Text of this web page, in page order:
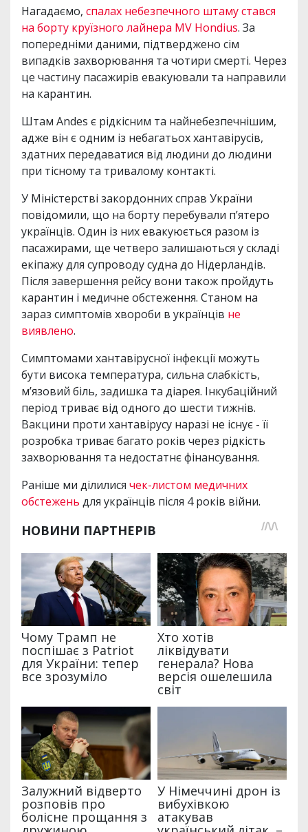
Нагадаємо, спалах небезпечного штаму стався
на борту круїзного лайнера MV Hondius. За
попередніми даними, підтверджено сім
випадків захворювання та чотири смерті. Через
це частину пасажирів евакуювали та направили
на карантин.
Штам Andes є рідкісним та найнебезпечнішим,
адже він є одним із небагатьох хантавірусів,
здатних передаватися від людини до людини
при тісному та тривалому контакті.
У Міністерстві закордонних справ України
повідомили, що на борту перебували п’ятеро
українців. Один із них евакуюється разом із
пасажирами, ще четверо залишаються у складі
екіпажу для супроводу судна до Нідерландів.
Після завершення рейсу вони також пройдуть
карантин і медичне обстеження. Станом на
зараз симптомів хвороби в українців не
виявлено.
Симптомами хантавірусної інфекції можуть
бути висока температура, сильна слабкість,
м’язовий біль, задишка та діарея. Інкубаційний
період триває від одного до шести тижнів.
Вакцини проти хантавірусу наразі не існує - її
розробка триває багато років через рідкість
захворювання та недостатнє фінансування.
Раніше ми ділилися чек-листом медичних
обстежень для українців після 4 років війни.